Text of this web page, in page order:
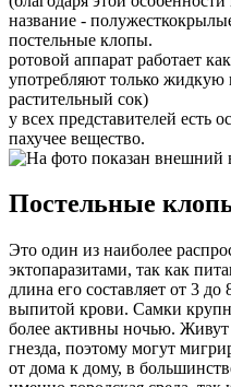
название -
постельные клопы.
ротовой аппарат работает
употребляют только
растительный сок)
у всех представителей есть
пахучее вещество.
Постельные
Это один из наиболее
эктопаразитами, так как
длина его составляет от 3
выпитой крови. Самки
более активны ночью.
гнезда, поэтому могут
от дома к дому, в